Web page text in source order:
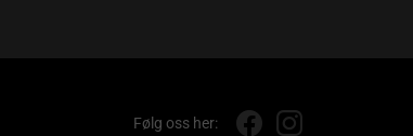
Følg oss her: